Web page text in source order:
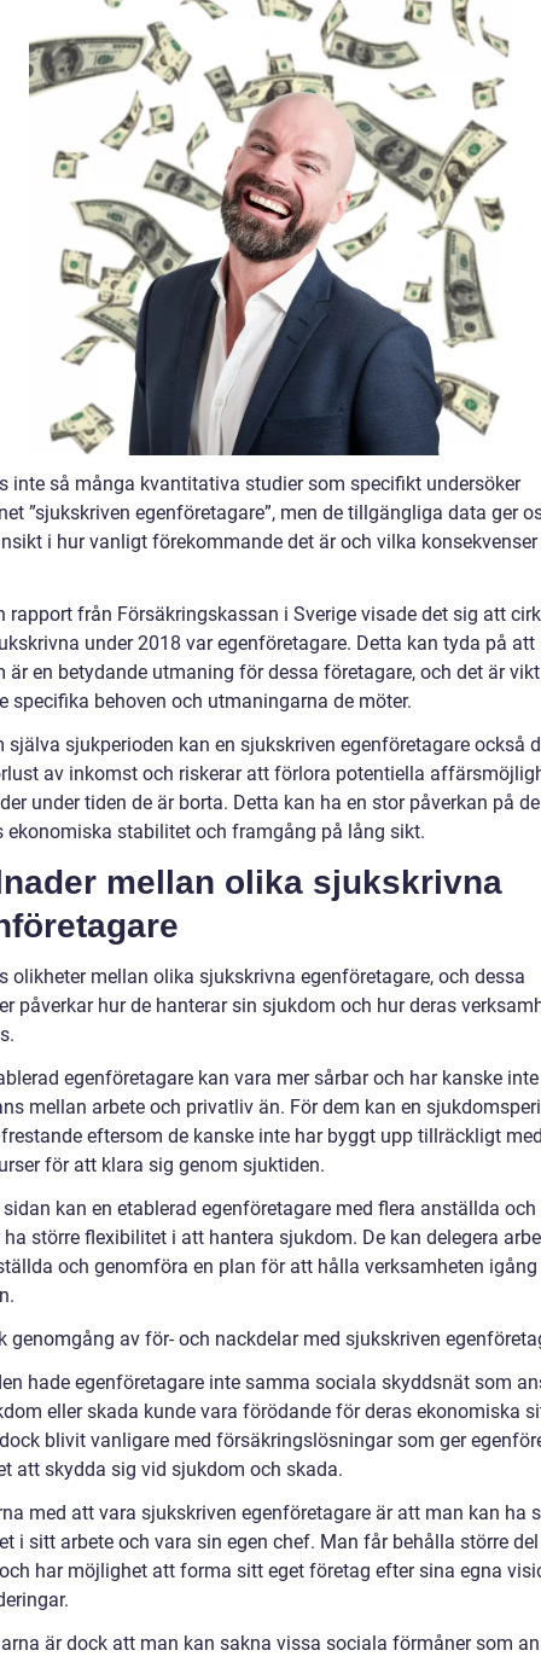
inte så många kvantitativa studier som specifikt undersöker
”sjukskriven egenföretagare”, men de tillgängliga data ger
i hur vanligt förekommande det är och vilka
rapport från Försäkringskassan i Sverige visade det sig att
under 2018 var egenföretagare. Detta kan tyda på att
är en betydande utmaning för dessa företagare, och det är
specifika behoven och utmaningarna de möter.
själva sjukperioden kan en sjukskriven egenföretagare också
av inkomst och riskerar att förlora potentiella
under tiden de är borta. Detta kan ha en stor påverkan på
ekonomiska stabilitet och framgång på lång sikt.
mellan olika sjukskrivna
olikheter mellan olika sjukskrivna egenföretagare, och dessa
påverkar hur de hanterar sin sjukdom och hur deras
egenföretagare kan vara mer sårbar och har kanske
mellan arbete och privatliv än. För dem kan en
eftersom de kanske inte har byggt upp tillräckligt
för att klara sig genom sjuktiden.
kan en etablerad egenföretagare med flera anställda och
ha större flexibilitet i att hantera sjukdom. De kan delegera
och genomföra en plan för att hålla verksamheten igång
genomgång av för- och nackdelar med sjukskriven
hade egenföretagare inte samma sociala skyddsnät som
eller skada kunde vara förödande för deras ekonomiska
blivit vanligare med försäkringslösningar som ger
att skydda sig vid sjukdom och skada.
med att vara sjukskriven egenföretagare är att man kan ha
i sitt arbete och vara sin egen chef. Man får behålla större
har möjlighet att forma sitt eget företag efter sina egna
är dock att man kan sakna vissa sociala förmåner som